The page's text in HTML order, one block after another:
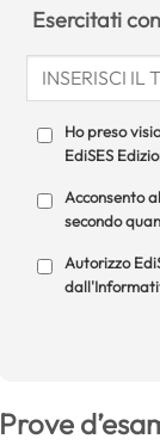
Esercitati
Ho preso
EdiSES
Acconsento
secondo
Autorizzo
Prove